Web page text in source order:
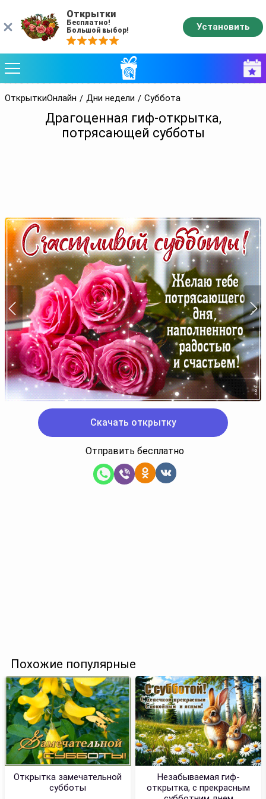
ОткрыткиОнлайн Дни недели Суббота
Драгоценная гиф-открытка,
потрясающей субботы
Скачать открытку
Отправить бесплатно
Похожие популярные
Открытка замечательной
субботы
Незабываемая гиф-
открытка, с прекрасным
Открытки
Бесплатно!
Большой выбор!
Установить